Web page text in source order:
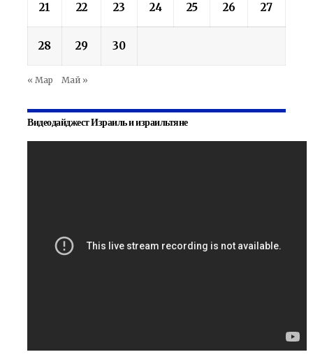
21 22 23 24 25 26 27
28 29 30
« Мар Май »
Видеодайджест Израиль и израильтяне